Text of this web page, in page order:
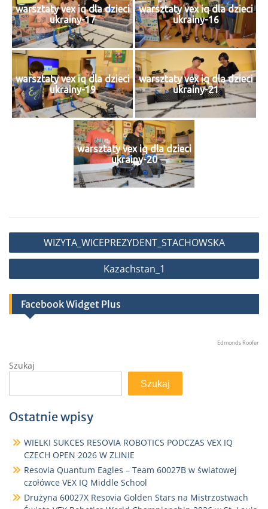
warsztaty vex iq dla dzieci
ukrainy-17
warsztaty vex iq dla dzieci
ukrainy-16
warsztaty vex iq dla dzieci
ukrainy-19
warsztaty vex iq dla dzieci
ukrainy-21
warsztaty vex iq dla dzieci
ukrainy-20
Nawigacja
wpisu
WIZYTA_WICEPREZYDENT_STACHOWSKA
Kazachstan_1
Facebook Widget Plus
Edmonds Roofer
Szukaj
Szukaj
Ostatnie wpisy
WIELKI SUKCES RESOVIA ROBOTICS PODCZAS VEX IQ
CZECH OPEN 2026 W ZLINIE
Resovia Quantum Eagles – Team 60027B w światowej
czołówce VEX IQ Middle School
Drużyna 60027X Resovia Golden Stars na Mistrzostwach